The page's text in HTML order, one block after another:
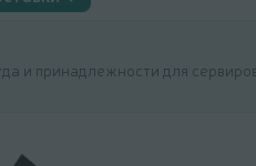
и принадлежности для